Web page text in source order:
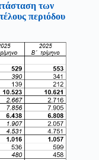
των
περιόδου